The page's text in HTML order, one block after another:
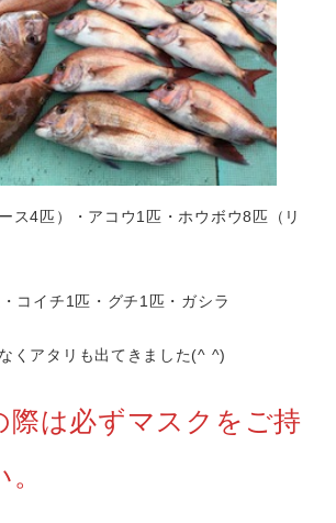
ス4匹）・アコウ1匹・ホウボウ8匹（リ
コイチ1匹・グチ1匹・ガシラ
くアタリも出てきました(^ ^)
は必ずマスクをご持